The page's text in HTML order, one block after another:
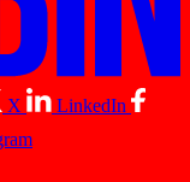
X
LinkedIn